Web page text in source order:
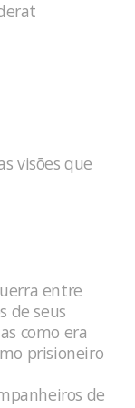
visões que
entre
de seus
como era
prisioneiro
de